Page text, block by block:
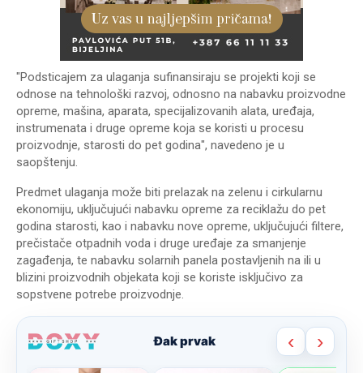
"Podsticajem za ulaganja sufinansiraju se projekti koji se
odnose na tehnološki razvoj, odnosno na nabavku proizvodne
opreme, mašina, aparata, specijalizovanih alata, uređaja,
instrumenata i druge opreme koja se koristi u procesu
proizvodnje, starosti do pet godina", navedeno je u
saopštenju.
Predmet ulaganja može biti prelazak na zelenu i cirkularnu
ekonomiju, uključujući nabavku opreme za reciklažu do pet
godina starosti, kao i nabavku nove opreme, uključujući filtere,
prečistače otpadnih voda i druge uređaje za smanjenje
zagađenja, te nabavku solarnih panela postavljenih na ili u
blizini proizvodnih objekata koji se koriste isključivo za
sopstvene potrebe proizvodnje.